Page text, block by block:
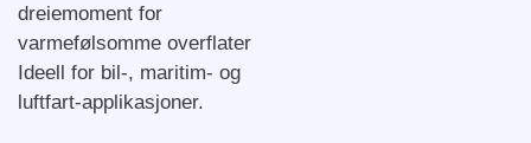
dreiemoment for
varmefølsomme overflater
Ideell for bil-, maritim- og
luftfart-applikasjoner.